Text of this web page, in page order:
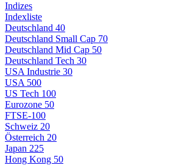
Indizes
Indexliste
Deutschland 40
Deutschland Small Cap 70
Deutschland Mid Cap 50
Deutschland Tech 30
USA Industrie 30
USA 500
US Tech 100
Eurozone 50
FTSE-100
Schweiz 20
Österreich 20
Japan 225
Hong Kong 50